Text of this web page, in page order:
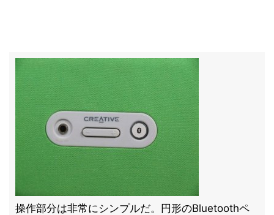
操作部分は非常にシンプルだ。円形のBluetoothペ